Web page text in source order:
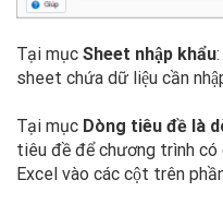
Tại mục Sheet nhập khẩu
sheet chứa dữ liệu cần
Tại mục Dòng tiêu đề là
tiêu đề để chương trình
Excel vào các cột trên